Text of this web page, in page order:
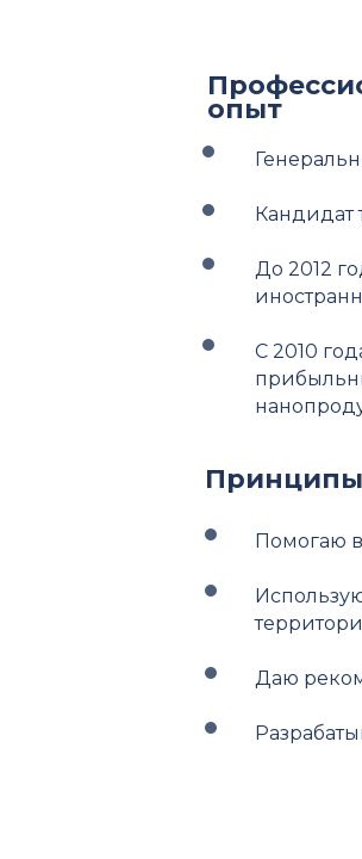
опыт
Кандидат
До 2012
С 2010
Помогаю
Даю